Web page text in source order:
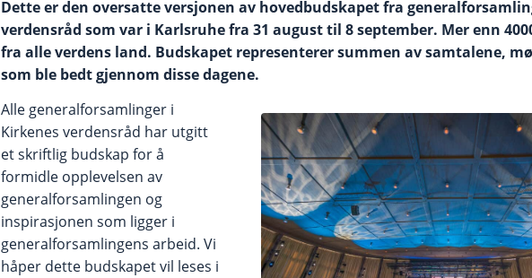
Dette er den oversatte versjonen av hovedbudskapet fra
verdensråd som var i Karlsruhe fra 31 august til 8 september. Mer enn
fra alle verdens land. Budskapet representerer summen av samtalene,
som ble bedt gjennom disse dagene.
Alle generalforsamlinger i
Kirkenes verdensråd har utgitt
et skriftlig budskap for å
formidle opplevelsen av
generalforsamlingen og
inspirasjonen som ligger i
generalforsamlingens arbeid. Vi
håper dette budskapet vil leses i